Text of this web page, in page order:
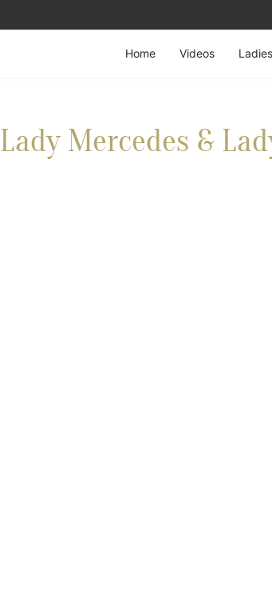
Home Videos Ladies
Lady Mercedes &